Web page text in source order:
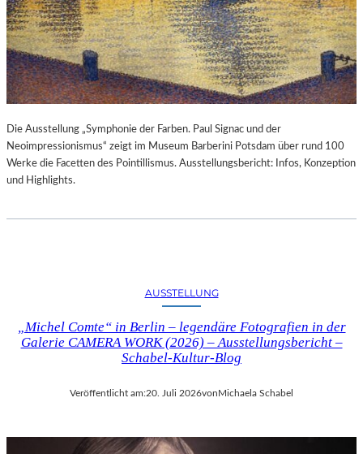
Die Ausstellung „Symphonie der Farben. Paul Signac und der
Neoimpressionismus“ zeigt im Museum Barberini Potsdam über rund 100
Werke die Facetten des Pointillismus. Ausstellungsbericht: Infos, Konzeption
und Highlights.
AUSSTELLUNG
„Michel Comte“ in Berlin – legendäre Fotografien in der
Galerie CAMERA WORK (2026) – Ausstellungsbericht –
Schabel-Kultur-Blog
Veröffentlicht am:20. Juli 2026vonMichaela Schabel